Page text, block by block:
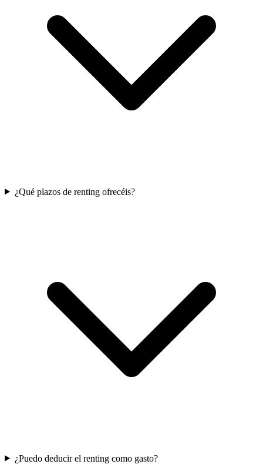
¿Qué plazos de renting ofrecéis?
¿Puedo deducir el renting como gasto?